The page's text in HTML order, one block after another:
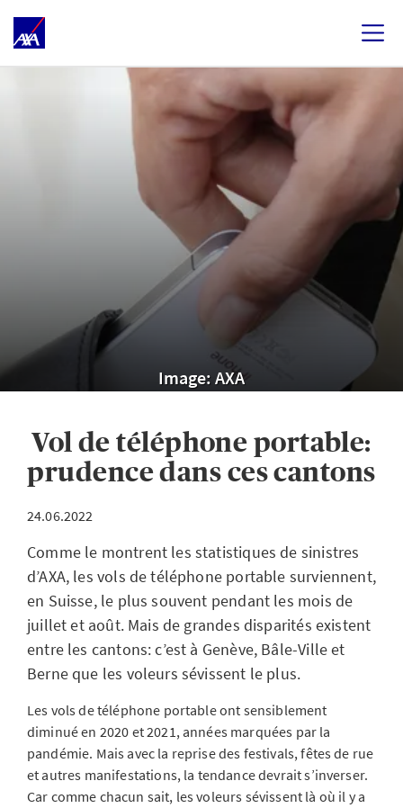
Image: AXA
Vol de téléphone portable:
prudence dans ces cantons
24.06.2022
Comme le montrent les statistiques de sinistres
d’AXA, les vols de téléphone portable surviennent,
en Suisse, le plus souvent pendant les mois de
juillet et août. Mais de grandes disparités existent
entre les cantons: c’est à Genève, Bâle-Ville et
Berne que les voleurs sévissent le plus.
Les vols de téléphone portable ont sensiblement
diminué en 2020 et 2021, années marquées par la
pandémie. Mais avec la reprise des festivals, fêtes de rue
et autres manifestations, la tendance devrait s’inverser.
Car comme chacun sait, les voleurs sévissent là où il y a